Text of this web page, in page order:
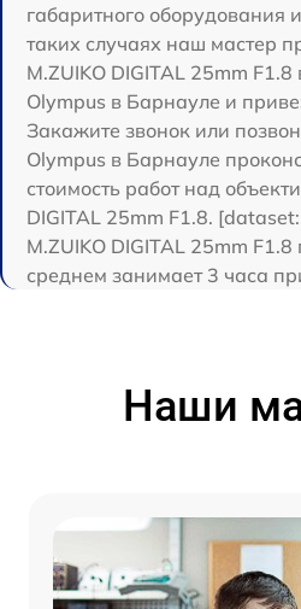
габаритного оборудования
таких случаях наш мастер
M.ZUIKO DIGITAL 25mm
Olympus в Барнауле и
Закажите звонок или
Olympus в Барнауле
стоимость работ над
DIGITAL 25mm F1.8.
M.ZUIKO DIGITAL 25mm
среднем занимает 3 часа
Наши